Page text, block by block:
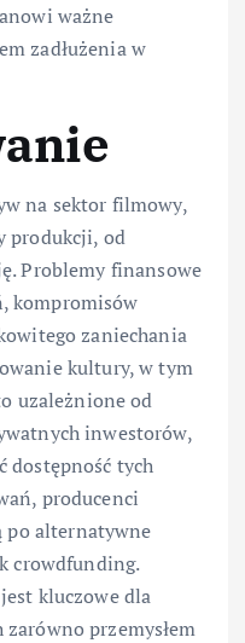
ważne
zadłużenia w
na sektor filmowy,
produkcji, od
Problemy finansowe
kompromisów
zaniechania
kultury, w tym
uzależnione od
inwestorów,
dostępność tych
producenci
po alternatywne
crowdfunding.
kluczowe dla
przemysłem